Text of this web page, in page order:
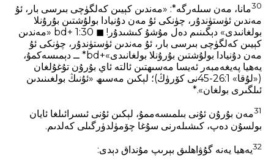
30مانا، مەن سىلەرگە*: «مەندىن كېيىن كەلگۈچى بىرسى بار، ئۇ
مەندىن ئۈستۈندۇر، چۈنكى ئۇ مەن دۇنيادا بولۇشتىن بۇرۇنلا
بولغانىدى» دېگىنىم دەل مۇشۇ كىشىدۇر! ◼ 1:30 +bd «مەندىن
كېيىن كەلگۈچى بىرسى بار، ئۇ مەندىن ئۈستۈندۇر، چۈنكى ئۇ
مەن دۇنيادا بولۇشتىن بۇرۇنلا بولغانىدى»+bd* ــ دېمىسەكمۇ،
يەھيا پەيغەمبەر ئەيسا مەسىھتىن ئالتە ئاي بۇرۇن تۇغۇلغان
(«لۇقا» 26:1-45نى كۆرۈڭ)؛ لېكىن مەسىھ «ئۇنىڭ بولغىنىدىن
ئىلگىرى بولغان».*
31مەن بۇرۇن ئۇنى بىلمىسەممۇ، لېكىن ئۇنى ئىسرائىلغا ئايان
بولسۇن دەپ، كىشىلەرنى سۇغا چۆمۈلدۈرگىلى كەلدىم.
32يەھيا يەنە گۇۋاھلىق بېرىپ مۇنداق دېدى: